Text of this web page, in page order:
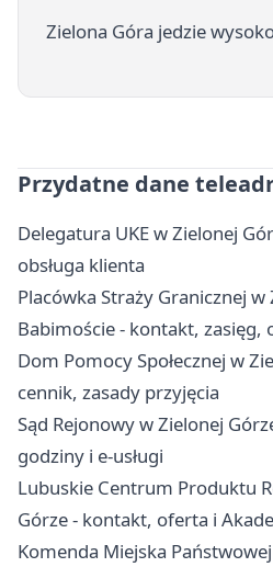
Zielona Góra jedzie
Przydatne dane
Delegatura UKE w Zielonej
obsługa klienta
Placówka Straży Granicznej w
Babimoście - kontakt, zasięg,
Dom Pomocy Społecznej w
cennik, zasady przyjęcia
Sąd Rejonowy w Zielonej
godziny i e-usługi
Lubuskie Centrum Produktu
Górze - kontakt, oferta i
Komenda Miejska